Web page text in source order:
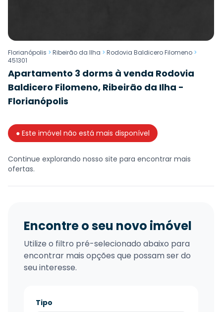
Florianópolis > Ribeirão da Ilha > Rodovia Baldicero Filomeno >
451301
Apartamento 3 dorms à venda Rodovia
Baldicero Filomeno, Ribeirão da Ilha -
Florianópolis
● Este imóvel não está mais disponível
Continue explorando nosso site para encontrar mais
ofertas.
Encontre o seu novo imóvel
Utilize o filtro pré-selecionado abaixo para
encontrar mais opções que possam ser do
seu interesse.
Tipo